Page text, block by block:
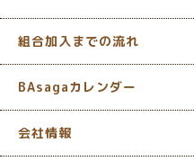
組合加入までの流れ
BAsagaカレンダー
会社情報